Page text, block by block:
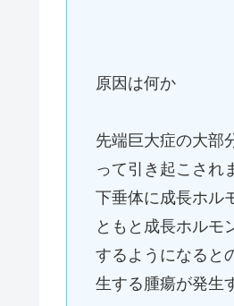
原因は何か
先端巨大症の大部
って引き起こされ
下垂体に成長ホル
ともと成長ホルモ
するようになると
生する腫瘍が発生